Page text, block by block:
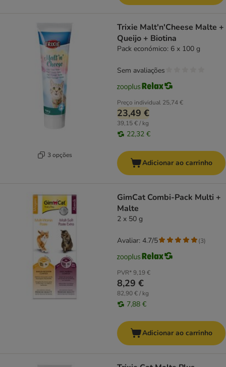
3 opções
Trixie Malt'n'Cheese Malte +
Queijo + Biotina
Pack económico: 6 x 100 g
Preço individual 25,74 €
23,49 €
39,15 € / kg
22,32 €
Sem avaliações
Adicionar ao carrinho
GimCat Combi-Pack Multi +
Malte
2 x 50 g
PVR*9,19 €
8,29 €
82,90 € / kg
7,88 €
Avaliar: 4.7/5 (3)
Adicionar ao carrinho